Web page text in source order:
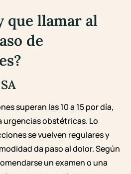
que llamar al
de
superan las 10 a 15 por día,
urgencias obstétricas. Lo
se vuelven regulares y
da paso al dolor. Según
un examen o una